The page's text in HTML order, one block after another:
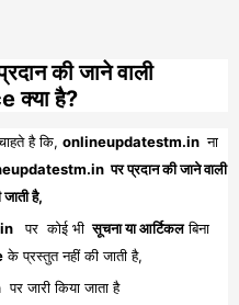
की जाने वाली
क्या है?
है कि, onlineupdatestm.in ना
पर प्रदान की जाने वाली
है,
पर कोई भी सूचना या आर्टिकलबिना
के प्रस्तुत नहीं की जाती है,
पर जारी किया जाता है